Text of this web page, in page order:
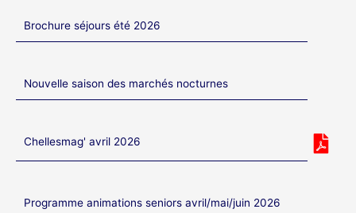
Brochure séjours été 2026
Nouvelle saison des marchés nocturnes
Chellesmag' avril 2026
Programme animations seniors avril/mai/juin 2026